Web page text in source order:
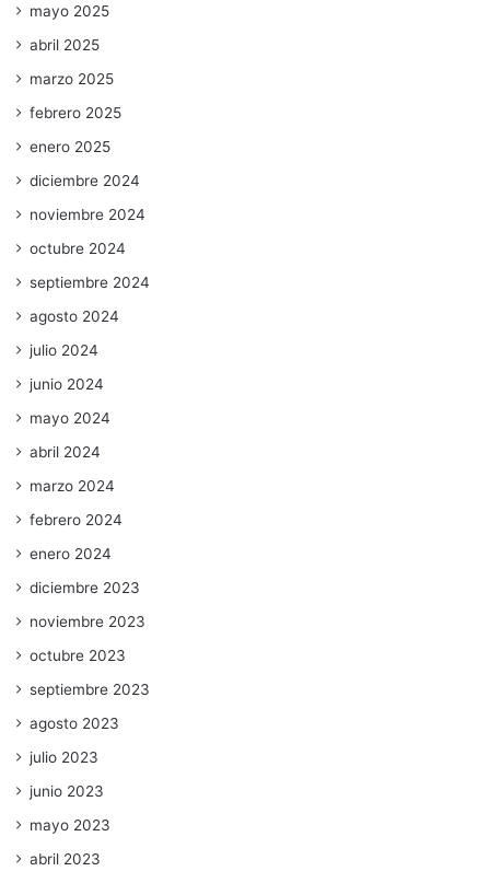
mayo 2025
abril 2025
marzo 2025
febrero 2025
enero 2025
diciembre 2024
noviembre 2024
octubre 2024
septiembre 2024
agosto 2024
julio 2024
junio 2024
mayo 2024
abril 2024
marzo 2024
febrero 2024
enero 2024
diciembre 2023
noviembre 2023
octubre 2023
septiembre 2023
agosto 2023
julio 2023
junio 2023
mayo 2023
abril 2023